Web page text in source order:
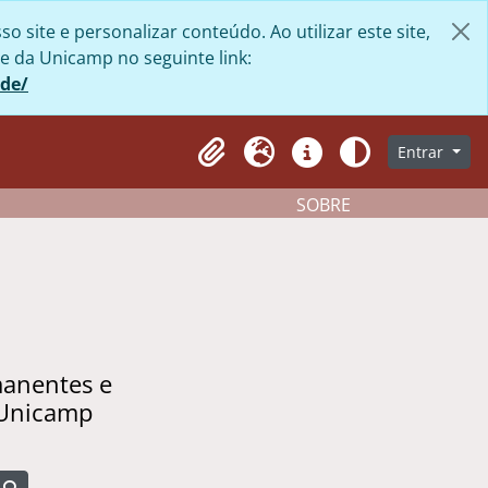
site e personalizar conteúdo. Ao utilizar este site,
da Unicamp no seguinte link:
Clipboard
Idioma AtalhosAparênciaEntrar
SOBRE
e